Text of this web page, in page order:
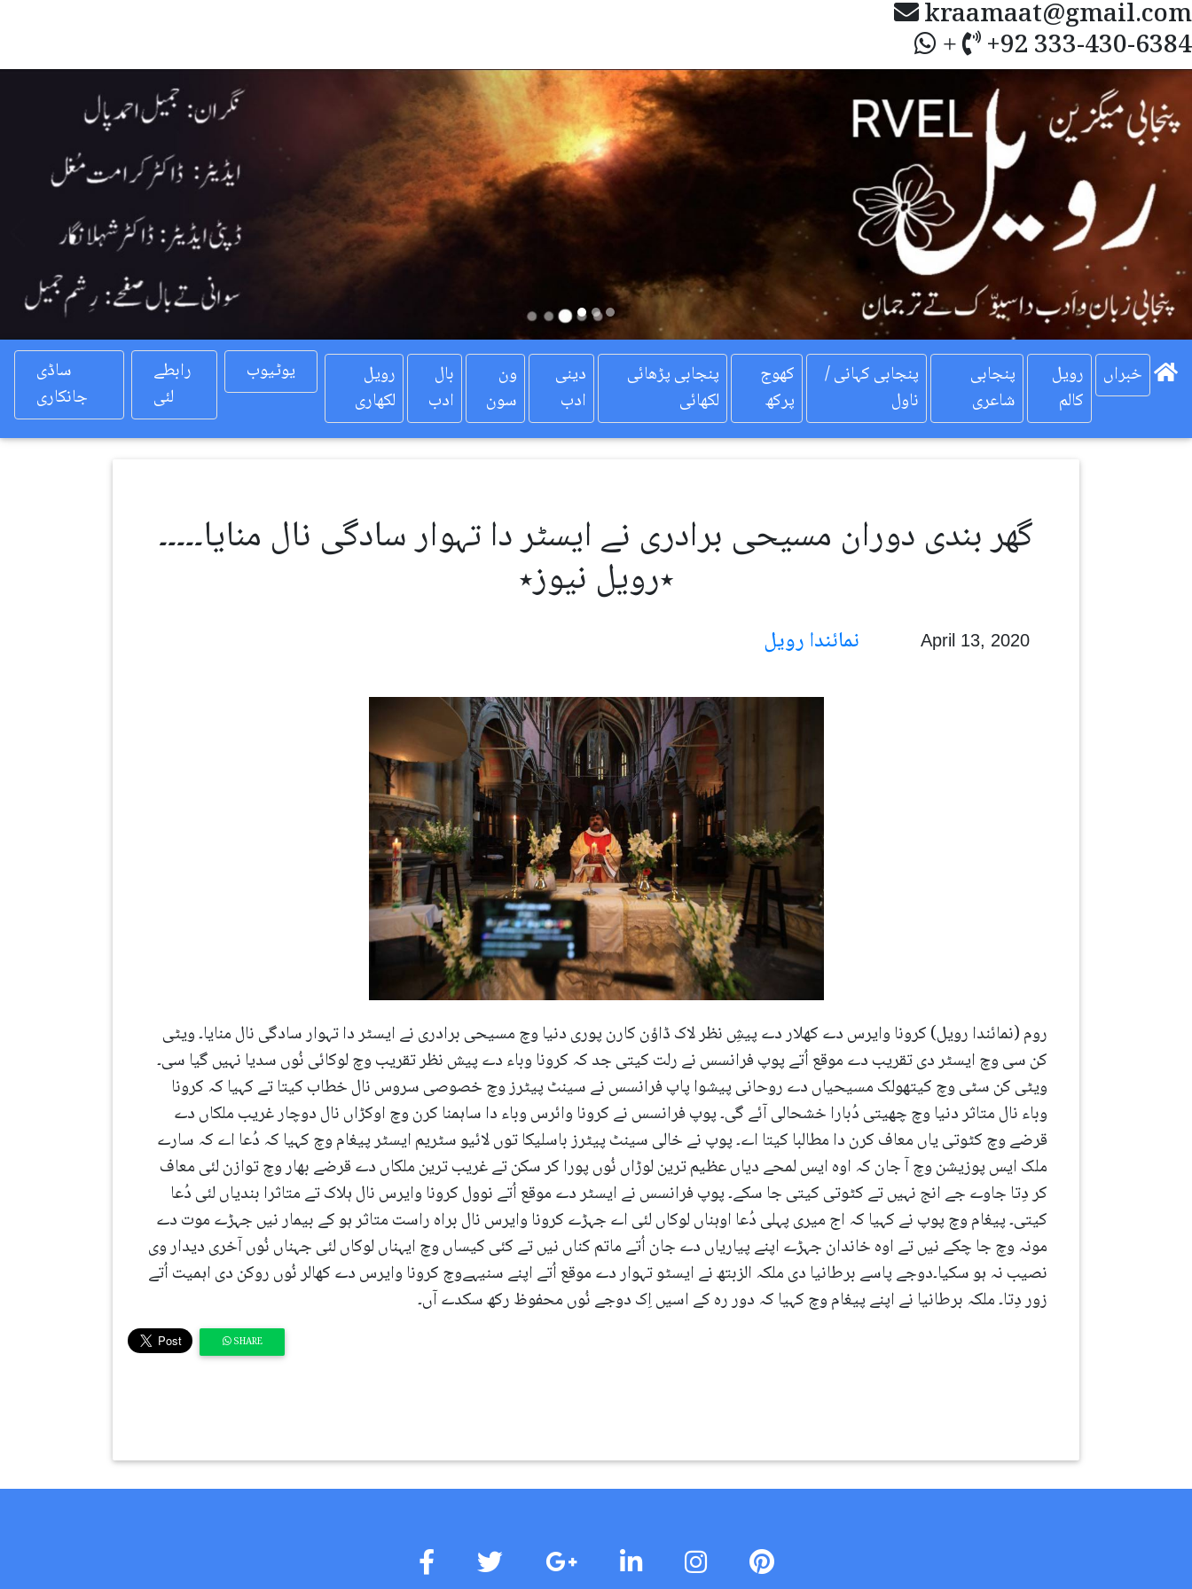
kraamaat@gmail.com
+ +92 333-430-6384
Previous
ساڈی
جانکاری
رابطے
لئی
یوٹیوب
رویل
لکھاری
بال
ادب
ون
سون
دینی
ادب
پنجابی پڑھائی
لکھائی
کھوج
پرکھ
پنجابی کہانی /
ناول
پنجابی
شاعری
رویل
کالم
خبراں
گھر بندی دوران مسیحی برادری نے ایسٹر دا تہوار سادگی نال منایا۔۔۔۔۔
٭رویل نیوز٭
April 13, 2020
روم (نمائندا رویل) کرونا وایرس دے کھلار دے پیشِ نظر لاک ڈاؤن کارن پوری دنیا وچ مسیحی برادری نے ایسٹر دا تہوار سادگی نال منایا۔ ویٹی
کن سی وچ ایسٹر دی تقریب دے موقع اُتے پوپ فرانسس نے رلت کیتی جد کہ کرونا وباء دے پیش نظر تقریب وچ لوکائی نُوں سدیا نہیں گیا سی۔
ویٹی کن سٹی وچ کیتھولک مسیحیاں دے روحانی پیشوا پاپ فرانسس نے سینٹ پیٹرز وچ خصوصی سروس نال خطاب کیتا تے کہیا کہ کرونا
وباء نال متاثر دنیا وچ چھیتی دُبارا خشحالی آئے گی۔ پوپ فرانسس نے کرونا وائرس وباء دا ساہمنا کرن وچ اوکڑاں نال دوچار غریب ملکاں دے
قرضے وچ کٹوتی یاں معاف کرن دا مطالبا کیتا اے۔ پوپ نے خالی سینٹ پیٹرز باسلیکا توں لائیو سٹریم ایسٹر پیغام وچ کہیا کہ دُعا اے کہ سارے
ملک ایس پوزیشن وچ آ جان کہ اوہ ایس لمحے دیاں عظیم ترین لوڑاں نُوں پورا کر سکن تے غریب ترین ملکاں دے قرضے بھار وچ توازن لئی معاف
کر دِتا جاوے جے انج نہیں تے کٹوتی کیتی جا سکے۔ پوپ فرانسس نے ایسٹر دے موقع اُتے نوول کرونا وایرس نال ہلاک تے متاثرا بندیاں لئی دُعا
کیتی۔ پیغام وچ پوپ نے کہیا کہ اج میری پہلی دُعا اوہناں لوکاں لئی اے جہڑے کرونا وایرس نال براہ راست متاثر ہو کے بیمار نیں جہڑے موت دے
مونہ وچ جا چکے نیں تے اوہ خاندان جہڑے اپنے پیاریاں دے جان اُتے ماتم کناں نیں تے کئی کیساں وچ ایہناں لوکاں لئی جہناں نُوں آخری دیدار وی
نصیب نہ ہو سکیا۔دوجے پاسے برطانیا دی ملکہ الزبتھ نے ایسٹو تہوار دے موقع اُتے اپنے سنیہےوچ کرونا وایرس دے کھالر نُوں روکن دی اہمیت اُتے
زور دِتا۔ ملکہ برطانیا نے اپنے پیغام وچ کہیا کہ دور رہ کے اسیں اِک دوجے نُوں محفوظ رکھ سکدے آں۔
SHARE